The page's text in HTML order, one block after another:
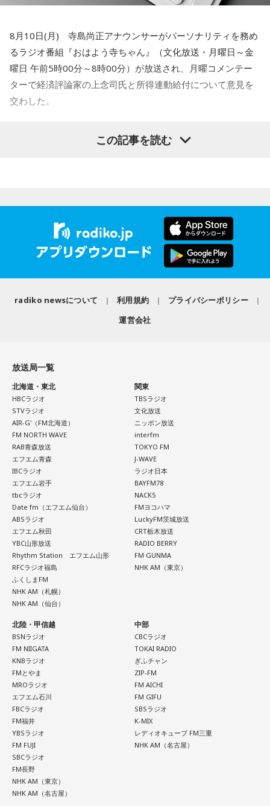
8月10日(月) 寺島尚正アナウンサーがパーソナリティを務め
るラジオ番組『おはよう寺ちゃん』（文化放送・月曜日～金
曜日 午前5時00分～8時00分）が放送され、月曜コメンテー
ターで経済評論家の上念司氏と所得連動給付について意見を
交わした。
この間の為替介入で儲かったお金でも使った
日の閣議で消費税減税とともに、2029年4月から所得に連動
した新たな給付制度「所得連動給付」を本格導入することを
決めました。税や社会保険料負担が重い中低所得者を支援す
る制度だと言いますが、給付額、支援対象の所得水準、財源
規模などは白紙状態です。本格導入までに国民の納得を得ら
所得連動給付は、一定の就労の所得がある中低所得の個人を
対象とし、所得に応じて給付額が変わることが特徴です。働
上念「これはだから公約通りですよね。給付付き税額控除を
やると。それと合わせて消費税の減税も考えると」
寺島「まあ、つなぎでね」
上念「これをやったら消費税は元に戻しますということで。
一応これで、2年後に必ず戻すと言ったことは大義名分が立つ
かなと。そうすると「財源が～」とか言ってる人も、まあ百
歩譲って――本当は歳出削減でやるべきだと思いますけど
――財源ということになっても2年持ちゃあいいんでしょ。こ
の間の為替介入で儲かったお金でも使ったらいかがですかと
か。大体、名目GDP成長率の3倍ぐらい税収って伸びるんです
よ。最低でも2倍ぐらいはね。それをお使いになったらいかが
ですかみたいな話なんで。そうすると、財源論っていうのも
全然説得力を失うかと。小渕優子さん、何のために税調やめ
たんですかみたいな。よく勉強した方が良かったんじゃない
ですか。財源ありますぜみたいな話になるのかなと。（笑）2
年持ちゃいいわけですから」
寺島「そうですね」
上念「本当は、でも歳出削減した方がいいんですよ。減税し
た分だけ恒久的に政府を小さくした方がインフレの時にはイ
ンフレ対策になるんですけどね。まあでも小さくしないで、
このまま現状維持でやるっつんだったら、2年ぐらいだったら
持ちますよ。山本五十六ですよね」
この記事を読む
radiko newsについて 利用規約
プライバシーポリシー
運営会社
放送局一覧
北海道・東北
HBCラジオ
STVラジオ
AIR-G'（FM北海道）
FM NORTH WAVE
RAB青森放送
エフエム青森
IBCラジオ
エフエム岩手
tbcラジオ
Date fm（エフエム仙台）
ABSラジオ
エフエム秋田
YBC山形放送
Rhythm Station エフエム山形
RFCラジオ福島
ふくしまFM
NHK AM（札幌）
NHK AM（仙台）
関東
TBSラジオ
文化放送
ニッポン放送
interfm
TOKYO FM
J-WAVE
ラジオ日本
BAYFM78
NACK5
FMヨコハマ
LuckyFM茨城放送
CRT栃木放送
RADIO BERRY
FM GUNMA
NHK AM（東京）
北陸・甲信越
BSNラジオ
FM NIIGATA
KNBラジオ
FMとやま
MROラジオ
エフエム石川
FBCラジオ
FM福井
YBSラジオ
FM FUJI
SBCラジオ
FM長野
NHK AM（東京）
NHK AM（名古屋）
中部
CBCラジオ
TOKAI RADIO
ぎふチャン
ZIP-FM
FM AICHI
FM GIFU
SBSラジオ
K-MIX
レディオキューブ FM三重
NHK AM（名古屋）